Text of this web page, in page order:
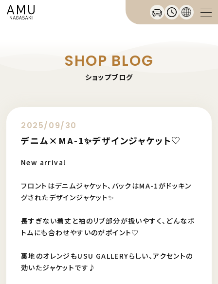
SHOP BLOG
ショップブログ
2025/09/30
デニム×MA-1✨️デザインジャケット♡
New arrival
フロントはデニムジャケット、バックはMA-1がドッキン
グされたデザインジャケット✨️
長すぎない着丈と袖のリブ部分が扱いやすく、どんなボ
トムにも合わせやすいのがポイント♡
裏地のオレンジもUSU GALLERYらしい、アクセントの
効いたジャケットです♪